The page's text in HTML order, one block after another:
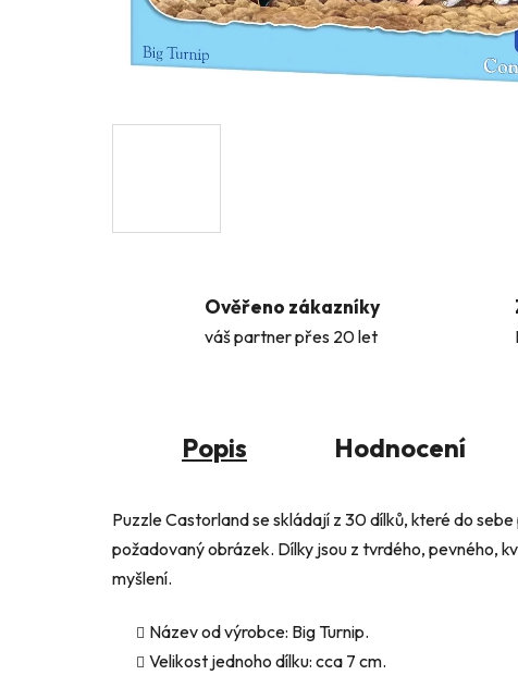
Ověřeno zákazníky
váš partner přes 20 let
Popis Hodnocení
Puzzle Castorland se skládají z 30 dílků, které do
požadovaný obrázek. Dílky jsou z tvrdého, pevného,
myšlení.
Název od výrobce: Big Turnip.
Velikost jednoho dílku: cca 7 cm.